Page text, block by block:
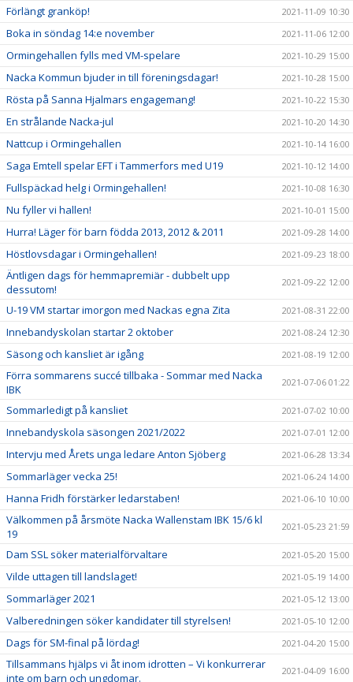
Förlängt granköp! 2021-11-09 10:30
Boka in söndag 14:e november 2021-11-06 12:00
Ormingehallen fylls med VM-spelare 2021-10-29 15:00
Nacka Kommun bjuder in till föreningsdagar! 2021-10-28 15:00
Rösta på Sanna Hjalmars engagemang! 2021-10-22 15:30
En strålande Nacka-jul 2021-10-20 14:30
Nattcup i Ormingehallen 2021-10-14 16:00
Saga Emtell spelar EFT i Tammerfors med U19 2021-10-12 14:00
Fullspäckad helg i Ormingehallen! 2021-10-08 16:30
Nu fyller vi hallen! 2021-10-01 15:00
Hurra! Läger för barn födda 2013, 2012 & 2011 2021-09-28 14:00
Höstlovsdagar i Ormingehallen! 2021-09-23 18:00
Äntligen dags för hemmapremiär - dubbelt upp
dessutom!
2021-09-22 12:00
U-19 VM startar imorgon med Nackas egna Zita 2021-08-31 22:00
Innebandyskolan startar 2 oktober 2021-08-24 12:30
Säsong och kansliet är igång 2021-08-19 12:00
Förra sommarens succé tillbaka - Sommar med Nacka
IBK
2021-07-06 01:22
Sommarledigt på kansliet 2021-07-02 10:00
Innebandyskola säsongen 2021/2022 2021-07-01 12:00
Intervju med Årets unga ledare Anton Sjöberg 2021-06-28 13:34
Sommarläger vecka 25! 2021-06-24 14:00
Hanna Fridh förstärker ledarstaben! 2021-06-10 10:00
Välkommen på årsmöte Nacka Wallenstam IBK 15/6 kl
19
2021-05-23 21:59
Dam SSL söker materialförvaltare 2021-05-20 15:00
Vilde uttagen till landslaget! 2021-05-19 14:00
Sommarläger 2021 2021-05-12 13:00
Valberedningen söker kandidater till styrelsen! 2021-05-10 12:00
Dags för SM-final på lördag! 2021-04-20 15:00
Tillsammans hjälps vi åt inom idrotten – Vi konkurrerar
inte om barn och ungdomar.
2021-04-09 16:00